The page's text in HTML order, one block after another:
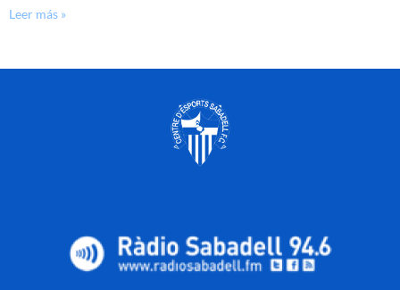
Leer más »